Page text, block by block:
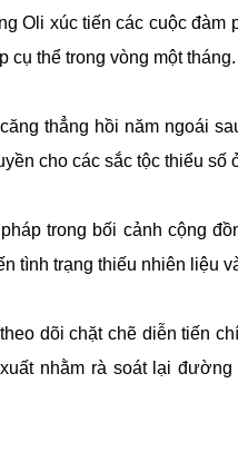
Oli xúc tiến các cuộc
cụ thể trong vòng một tháng.
thẳng hồi năm ngoái
cho các sắc tộc thiểu số
trong bối cảnh cộng
tình trạng thiếu nhiên liệu
dõi chặt chẽ diễn tiến
nhằm rà soát lại